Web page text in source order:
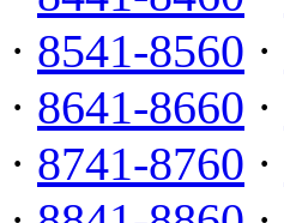
· 8541-8560 ·
· 8641-8660 ·
· 8741-8760 ·